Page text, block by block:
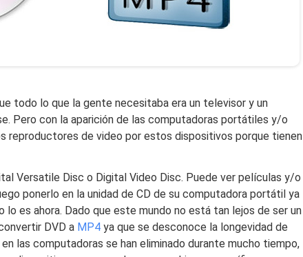
todo lo que la gente necesitaba era un televisor y un
Pero con la aparición de las computadoras portátiles y/o
reproductores de video por estos dispositivos porque tienen
Versatile Disc o Digital Video Disc. Puede ver películas y/o
ponerlo en la unidad de CD de su computadora portátil ya
lo es ahora. Dado que este mundo no está tan lejos de ser un
DVD a MP4 ya que se desconoce la longevidad de
las computadoras se han eliminado durante mucho tiempo,